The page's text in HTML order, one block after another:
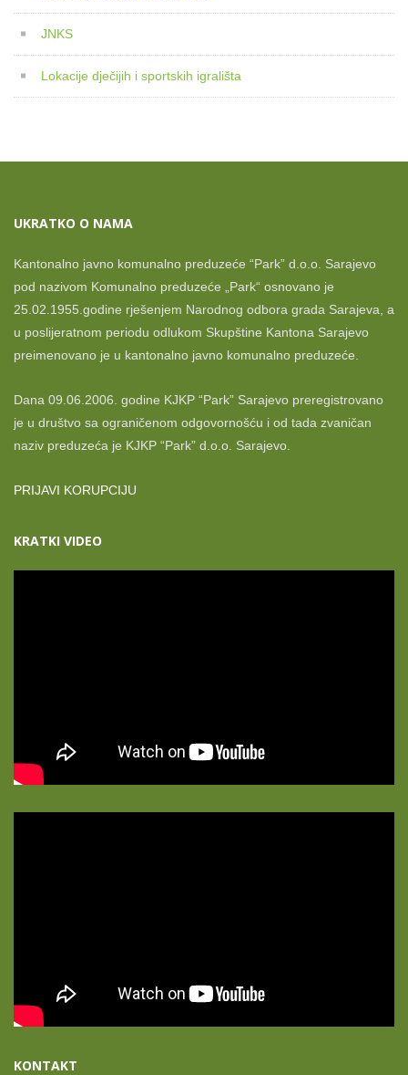
JNKS
Lokacije dječijih i sportskih igrališta
UKRATKO O NAMA
Kantonalno javno komunalno preduzeće “Park” d.o.o. Sarajevo
pod nazivom Komunalno preduzeće „Park“ osnovano je
25.02.1955.godine rješenjem Narodnog odbora grada Sarajeva, a
u poslijeratnom periodu odlukom Skupštine Kantona Sarajevo
preimenovano je u kantonalno javno komunalno preduzeće.
Dana 09.06.2006. godine KJKP “Park” Sarajevo preregistrovano
je u društvo sa ograničenom odgovornošću i od tada zvaničan
naziv preduzeća je KJKP “Park” d.o.o. Sarajevo.
PRIJAVI KORUPCIJU
KRATKI VIDEO
KONTAKT